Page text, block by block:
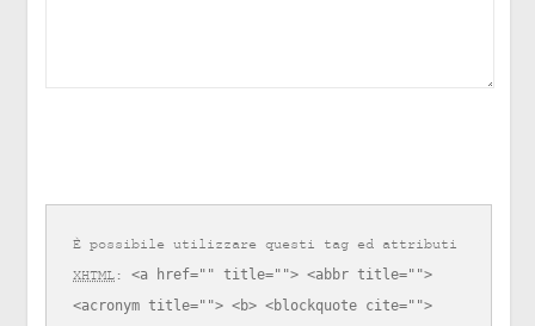
È possibile utilizzare questi tag ed attributi
XHTML:<a href="" title=""> <abbr title="">
<acronym title=""> <b> <blockquote cite="">